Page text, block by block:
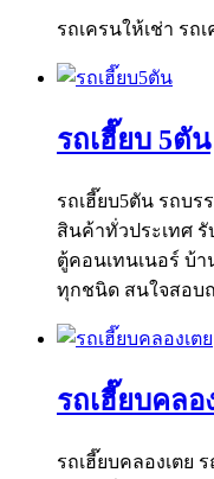
รถเครนให้เช่า รถ
รถเฮี๊ยบ 5ตัน
รถเฮี๊ยบ5ตัน รถบร
สินค้าทั่วประเทศ
ตู้คอนเทนเนอร์ บ้
ทุกชนิด สนใจสอบถ
รถเฮี๊ยบคลอ
รถเฮี๊ยบคลองเตย